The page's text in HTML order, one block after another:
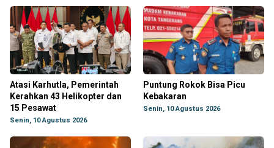
Atasi Karhutla, Pemerintah
Kerahkan 43 Helikopter dan
15 Pesawat
Senin, 10 Agustus 2026
Puntung Rokok Bisa Picu
Kebakaran
Senin, 10 Agustus 2026